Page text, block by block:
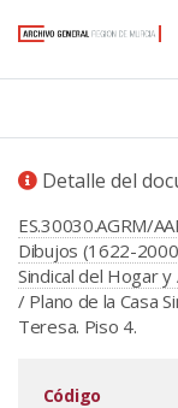
Detalle del
ES.30030.AGRM/
Dibujos (1622-
Sindical del Hogar
/ Plano de la Casa
Teresa. Piso 4.
Código